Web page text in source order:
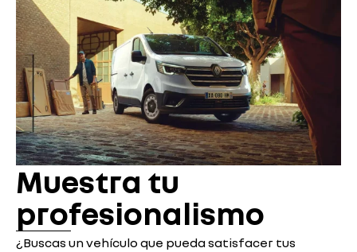
Muestra tu
profesionalismo
¿Buscas un vehículo que pueda satisfacer tus